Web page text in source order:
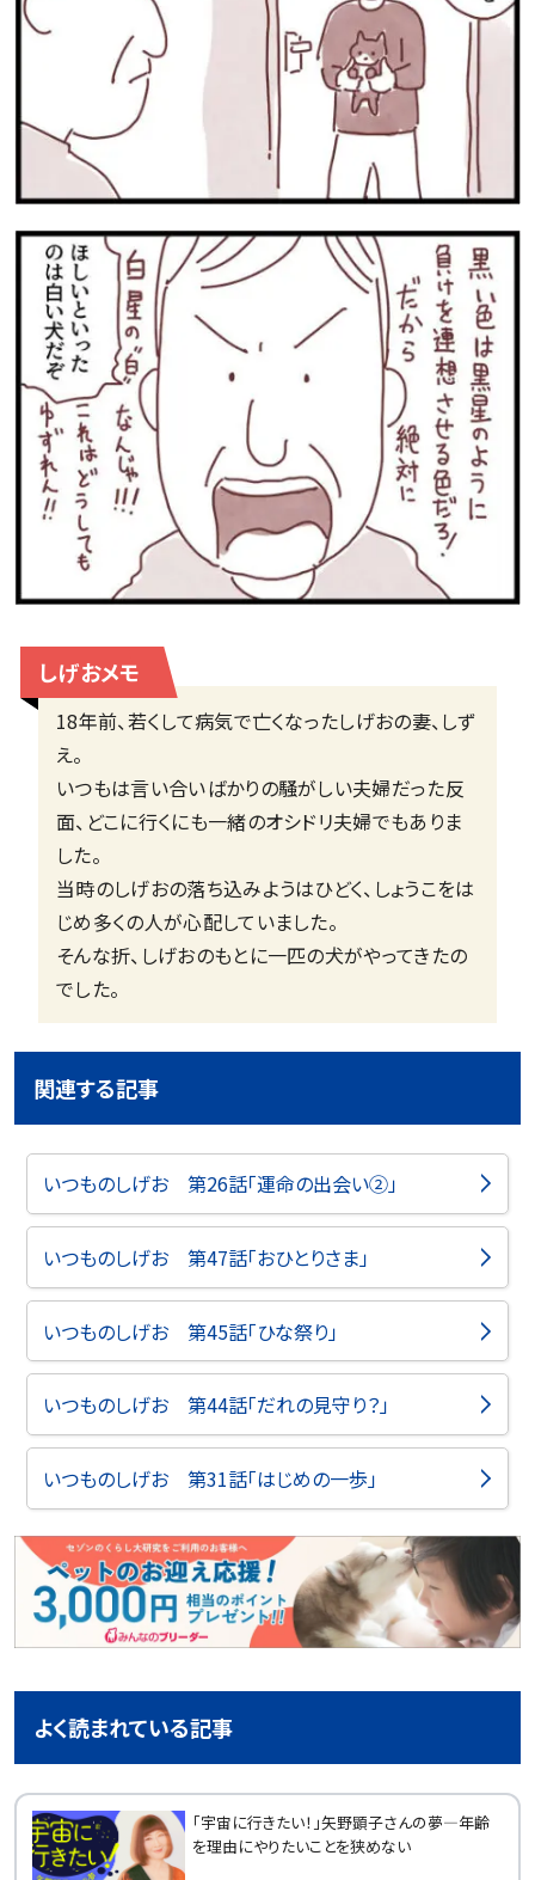
しげおメモ
18年前、若くして病気で亡くなったしげおの妻、しず
え。
いつもは言い合いばかりの騒がしい夫婦だった反
面、どこに行くにも一緒のオシドリ夫婦でもありま
した。
当時のしげおの落ち込みようはひどく、しょうこをは
じめ多くの人が心配していました。
そんな折、しげおのもとに一匹の犬がやってきたの
でした。
関連する記事
いつものしげお 第26話「運命の出会い②」
いつものしげお 第47話「おひとりさま」
いつものしげお 第45話「ひな祭り」
いつものしげお 第44話「だれの見守り？」
いつものしげお 第31話「はじめの一歩」
よく読まれている記事
「宇宙に行きたい！」矢野顕子さんの夢―年齢
を理由にやりたいことを狭めない